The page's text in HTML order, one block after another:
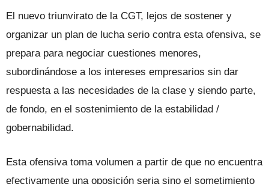
El nuevo triunvirato de la CGT, lejos de sostener y
organizar un plan de lucha serio contra esta ofensiva, se
prepara para negociar cuestiones menores,
subordinándose a los intereses empresarios sin dar
respuesta a las necesidades de la clase y siendo parte,
de fondo, en el sostenimiento de la estabilidad /
gobernabilidad.
Esta ofensiva toma volumen a partir de que no encuentra
efectivamente una oposición seria sino el sometimiento